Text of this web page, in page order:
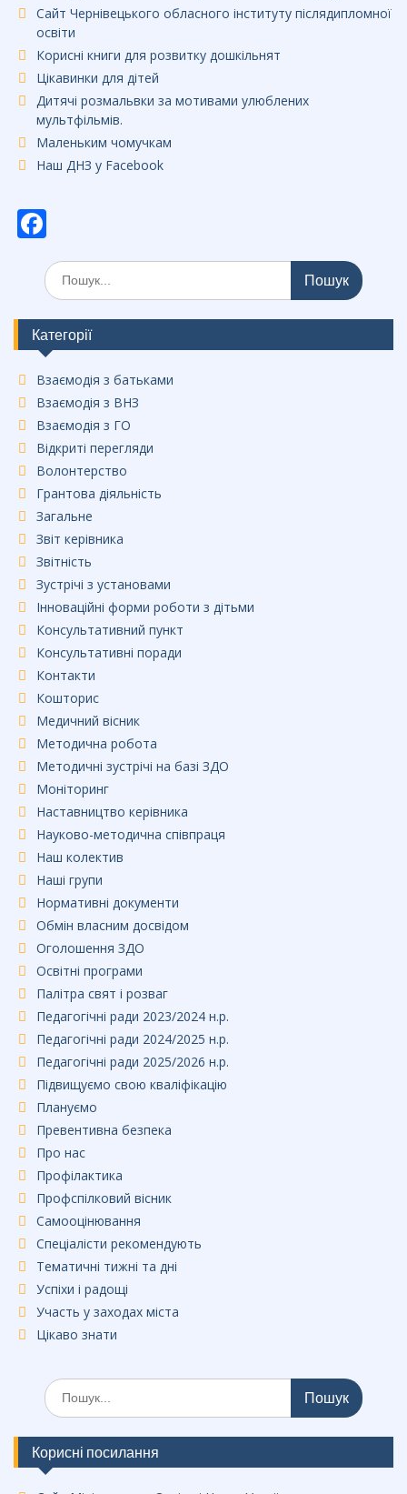
Сайт Чернівецького обласного інституту післядипломної
освіти
Корисні книги для розвитку дошкільнят
Цікавинки для дітей
Дитячі розмальвки за мотивами улюблених
мультфільмів.
Маленьким чомучкам
Наш ДНЗ у Facebook
ac
e
b
o
o
k
Шукати:
Категорії
Взаємодія з батьками
Взаємодія з ВНЗ
Взаємодія з ГО
Відкриті перегляди
Волонтерство
Грантова діяльність
Загальне
Звіт керівника
Звітність
Зустрічі з установами
Інноваційні форми роботи з дітьми
Консультативний пункт
Консультативні поради
Контакти
Кошторис
Медичний вісник
Методична робота
Методичні зустрічі на базі ЗДО
Моніторинг
Наставництво керівника
Науково-методична співпраця
Наш колектив
Наші групи
Нормативні документи
Обмін власним досвідом
Оголошення ЗДО
Освітні програми
Палітра свят і розваг
Педагогічні ради 2023/2024 н.р.
Педагогічні ради 2024/2025 н.р.
Педагогічні ради 2025/2026 н.р.
Підвищуємо свою кваліфікацію
Плануємо
Превентивна безпека
Про нас
Профілактика
Профспілковий вісник
Самооцінювання
Спеціалісти рекомендують
Тематичні тижні та дні
Успіхи і радощі
Участь у заходах міста
Цікаво знати
Шукати:
Корисні посилання